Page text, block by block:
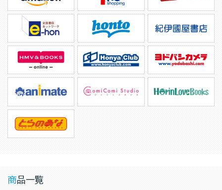
商品一覧